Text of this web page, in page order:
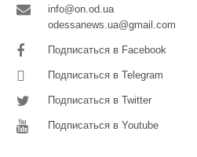
info@on.od.ua
odessanews.ua@gmail.com
Подписаться в Facebook
Подписаться в Telegram
Подписаться в Twitter
Подписаться в Youtube